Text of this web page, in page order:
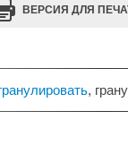
ВЕРСИЯ ДЛЯ
,